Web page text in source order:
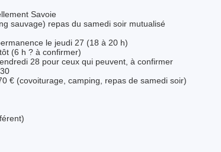
Savoie
sauvage) repas du samedi soir mutualisé
le jeudi 27 (18 à 20 h)
(6 h ? à confirmer)
28 pour ceux qui peuvent, à confirmer
€ (covoiturage, camping, repas de samedi soir)